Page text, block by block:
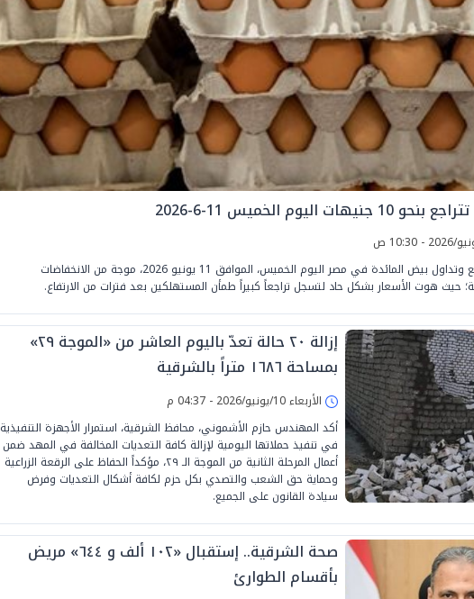
اليوم الخميس 11-6-2026
شهدت أسواق بيع وتداول بيض المائدة في مصر اليوم الخميس، الموافق 11 يونيو 2026، موجة من الانخفاضات
حيث هوت الأسعار بشكل حاد لتسجل تراجعاً كبيراً طمأن المستهلكين بعد فترات من الارتفاع.
إزالة ٢٠ حالة تعدّ باليوم العاشر من «الموجة ٢٩»
بمساحة ١٦٨٦ متراً بالشرقية
الأربعاء 10/يونيو/2026 - 04:37 م
​أكد المهندس حازم الأشموني، محافظ الشرقية، استمرار الأجهزة التنفيذية
في تنفيذ حملاتها اليومية لإزالة كافة التعديات المخالفة في المهد ضمن
أعمال المرحلة الثانية من الموجة الـ ٢٩، مؤكداً الحفاظ على الرقعة الزراعية
وحماية حق الشعب والتصدي بكل حزم لكافة أشكال التعديات وفرض
سيادة القانون على الجميع.
صحة الشرقية.. إستقبال «١٠٢ ألف و ٦٤٤» مريض
بأقسام الطوارئ